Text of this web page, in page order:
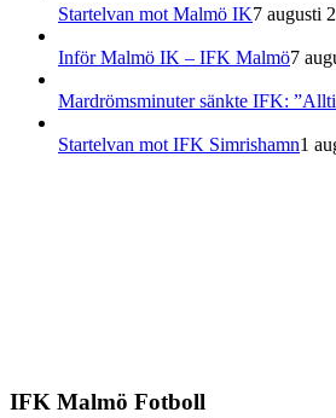
Startelvan mot Malmö IK7 augusti
Inför Malmö IK – IFK Malmö7
Mardrömsminuter sänkte IFK:
Startelvan mot IFK Simrishamn1
IFK Malmö Fotboll